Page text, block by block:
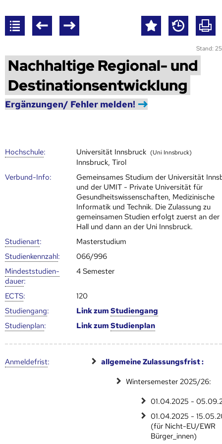
Stand:
Nachhaltige Regional- und
Destinationsentwicklung
Ergänzungen/ Fehler melden!
Hoch­schule: Universität Innsbruck (Uni Innsbruck)
Innsbruck, Tirol
Verbund-Info:
Gemeinsames Studium der Universität
und der UMIT - Private Universität für
Gesundheitswissenschaften, Medizinische
Informatik und Technik. Die Zulassung zu
gemeinsamen Studien erfolgt zuerst an der
Hall und dann an der Uni Innsbruck.
Studienart:
Masterstudium
Studien­kenn­zahl:
066/996
Mindest­studien­
dauer:
4 Semester
ECTS:
120
Studien­gang: Link zumStudien­gang
Studien­plan: Link zumStudien­plan
Anmelde­frist: allgemeine Zulassungsfrist :
Wintersemester 2025/26:
01.04.2025 -
01.04.2025 -
(für Nicht-EU/EWR
Bürger_innen)